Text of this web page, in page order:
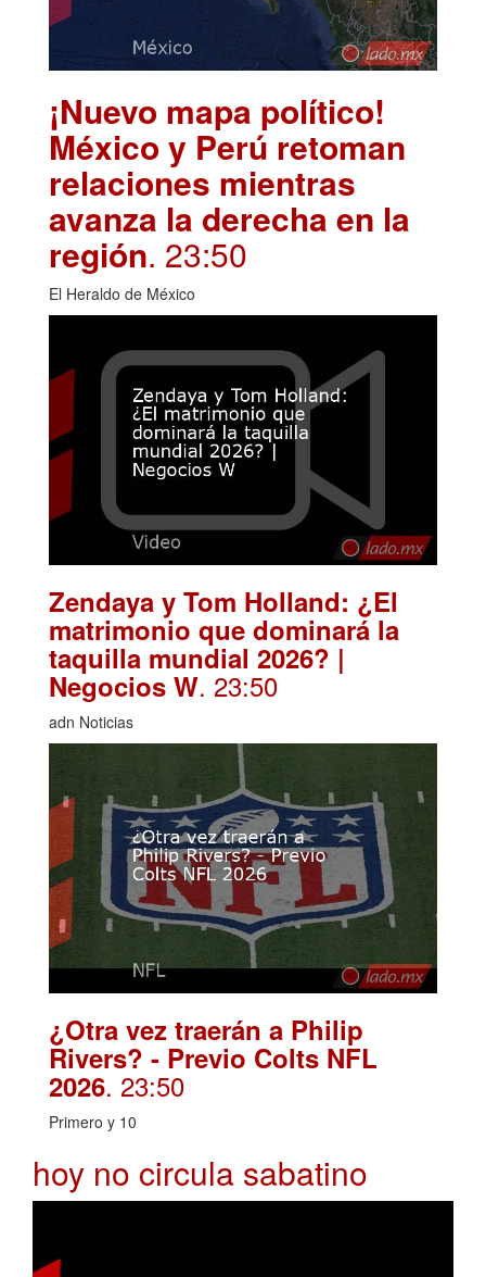
¡Nuevo mapa político!
México y Perú retoman
relaciones mientras
avanza la derecha en la
región. 23:50
El Heraldo de México
Zendaya y Tom Holland: ¿El
matrimonio que dominará la
taquilla mundial 2026? |
Negocios W. 23:50
adn Noticias
¿Otra vez traerán a Philip
Rivers? - Previo Colts NFL
2026. 23:50
Primero y 10
hoy no circula sabatino